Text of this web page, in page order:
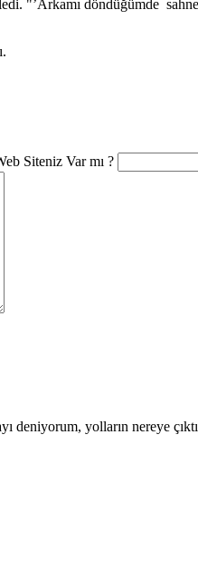
"’Arkamı döndüğümde
Siteniz Var mı ?
deniyorum, yolların nereye